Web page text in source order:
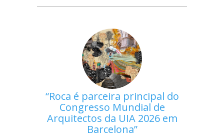
Roca é parceira principal do
Congresso Mundial de
Arquitectos da UIA 2026 em
Barcelona